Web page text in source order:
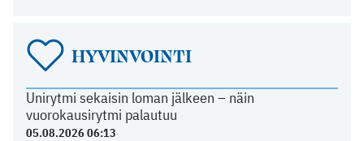
HYVINVOINTI
Unirytmi sekaisin loman jälkeen – näin
vuorokausirytmi palautuu
05.08.2026 06:13